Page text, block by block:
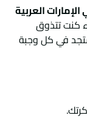
العربية
كنت تتذوق
ستجد في كل وجبة